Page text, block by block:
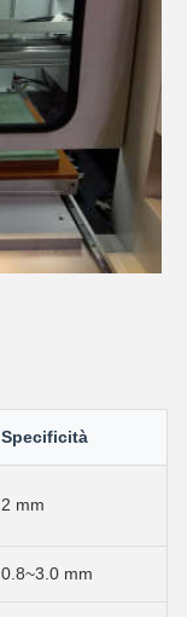
Specificità
2 mm
0.8~3.0 mm